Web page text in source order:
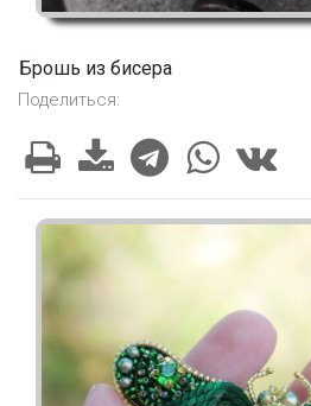
Брошь из бисера
Поделиться: